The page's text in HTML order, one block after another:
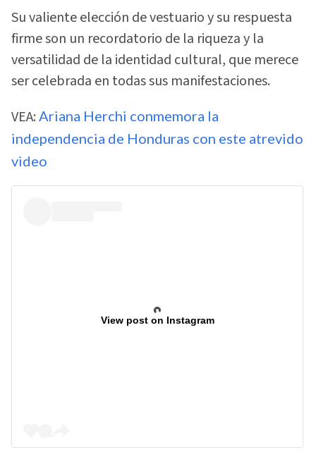
Su valiente elección de vestuario y su respuesta
firme son un recordatorio de la riqueza y la
versatilidad de la identidad cultural, que merece
ser celebrada en todas sus manifestaciones.
VEA: Ariana Herchi conmemora la
independencia de Honduras con este atrevido
video
View post on Instagram